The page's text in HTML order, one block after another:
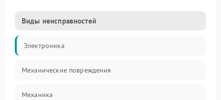
Виды неисправностей
Электроника
Механические повреждения
Механика